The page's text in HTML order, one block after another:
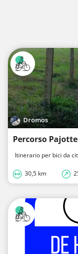
Dromos
Percorso
Itinerario per bici da
30,5 km